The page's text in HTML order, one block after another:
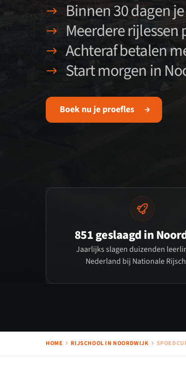
Binnen 30 dagen
Meerdere rijlessen
Achteraf betalen
Start morgen in
Boek nu je proefles
851 geslaagd in
Jaarlijks slagen duizenden
Nederland bij Nationale
HOME RIJSCHOOL IN NOORDWIJK